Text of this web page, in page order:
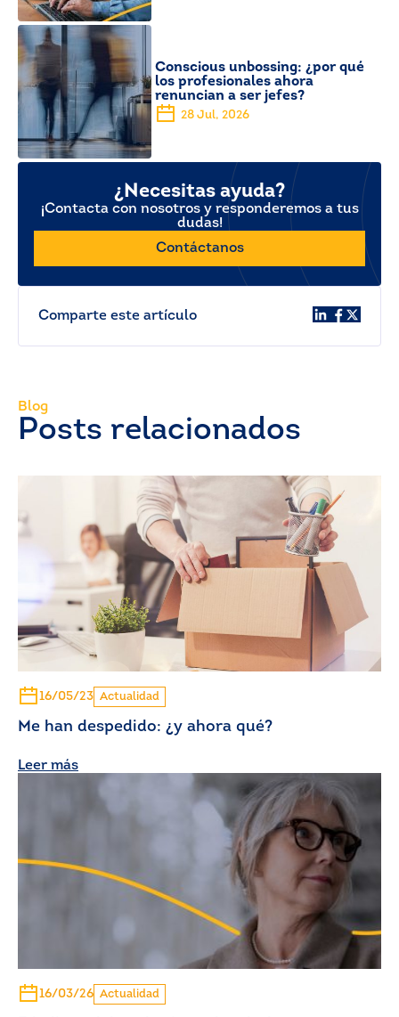
Conscious unbossing: ¿por qué
los profesionales ahora
renuncian a ser jefes?
28 Jul, 2026
¿Necesitas ayuda?
¡Contacta con nosotros y responderemos a tus
dudas!
Contáctanos
Comparte este artículo
Blog
Posts relacionados
16/05/23 Actualidad
Me han despedido: ¿y ahora qué?
Leer más
16/03/26 Actualidad